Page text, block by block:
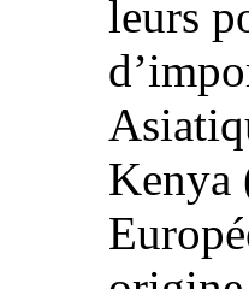
leurs
Kenya